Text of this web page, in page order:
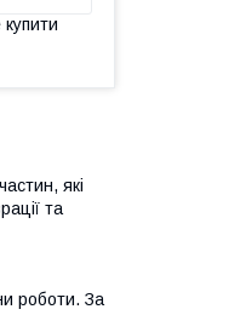
які
та
роботи. За